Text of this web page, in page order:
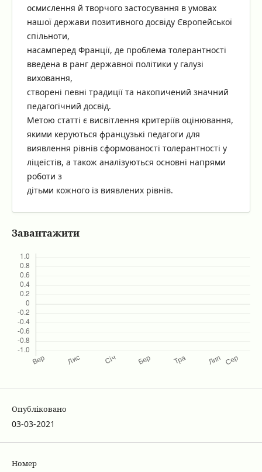
осмислення й творчого застосування в умовах
нашої держави позитивного досвіду Європейської
спільноти,
насамперед Франції, де проблема толерантності
введена в ранг державної політики у галузі
виховання,
створені певні традиції та накопичений значний
педагогічний досвід.
Метою статті є висвітлення критеріїв оцінювання,
якими керуються французькі педагоги для
виявлення рівнів сформованості толерантності у
ліцеїстів, а також аналізуються основні напрями
роботи з
дітьми кожного із виявлених рівнів.
Завантажити
Опубліковано
03-03-2021
Номер